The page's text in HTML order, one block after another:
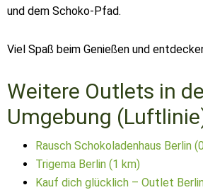
und dem Schoko-Pfad.
Viel Spaß beim Genießen und
Weitere Outlets in
Umgebung
Rausch Schokoladenhaus Berlin
Trigema Berlin (1 km)
Kauf dich glücklich – Outlet